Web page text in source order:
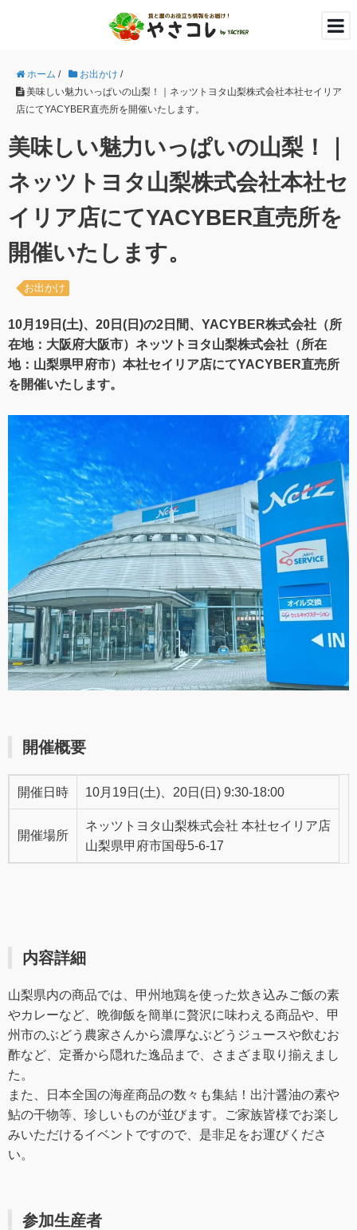
ホーム / お出かけ /
美味しい魅力いっぱいの山梨！｜ネッツトヨタ山梨株式会社本社セイリア
店にてYACYBER直売所を開催いたします。
美味しい魅力いっぱいの山梨！｜
ネッツトヨタ山梨株式会社本社セ
イリア店にてYACYBER直売所を
開催いたします。
お出かけ
10月19日(土)、20日(日)の2日間、YACYBER株式会社（所
在地：大阪府大阪市）ネッツトヨタ山梨株式会社（所在
地：山梨県甲府市）本社セイリア店にてYACYBER直売所
を開催いたします。
開催概要
開催日時 10月19日(土)、20日(日) 9:30-18:00
開催場所
ネッツトヨタ山梨株式会社 本社セイリア店
山梨県甲府市国母5-6-17
内容詳細
山梨県内の商品では、甲州地鶏を使った炊き込みご飯の素
やカレーなど、晩御飯を簡単に贅沢に味わえる商品や、甲
州市のぶどう農家さんから濃厚なぶどうジュースや飲むお
酢など、定番から隠れた逸品まで、さまざま取り揃えまし
た。
また、日本全国の海産商品の数々も集結！出汁醤油の素や
鮎の干物等、珍しいものが並びます。ご家族皆様でお楽し
みいただけるイベントですので、是非足をお運びくださ
い。
参加生産者